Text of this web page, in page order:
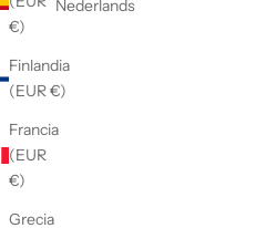
€)
Finlandia
(EUR €)
Francia
(EUR
€)
Grecia
Nederlands